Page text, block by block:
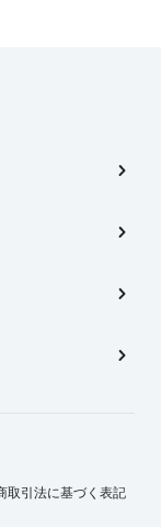
取引法に基づく表記